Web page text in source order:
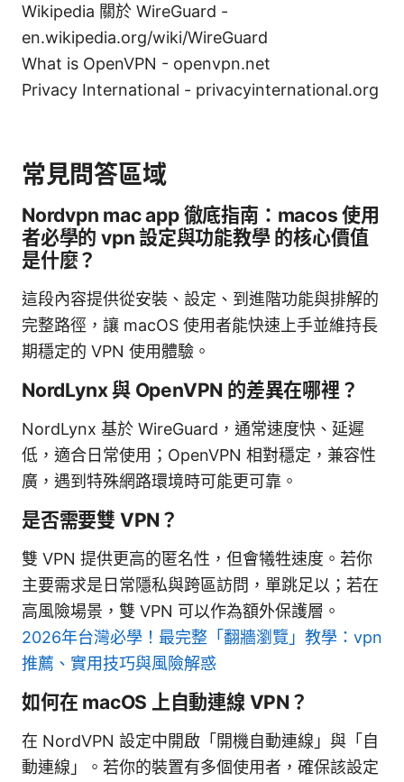
Wikipedia 關於 WireGuard -
en.wikipedia.org/wiki/WireGuard
What is OpenVPN - openvpn.net
Privacy International - privacyinternational.org
常見問答區域
Nordvpn mac app 徹底指南：macos 使用
者必學的 vpn 設定與功能教學 的核心價值
是什麼？
這段內容提供從安裝、設定、到進階功能與排解的
完整路徑，讓 macOS 使用者能快速上手並維持長
期穩定的 VPN 使用體驗。
NordLynx 與 OpenVPN 的差異在哪裡？
NordLynx 基於 WireGuard，通常速度快、延遲
低，適合日常使用；OpenVPN 相對穩定，兼容性
廣，遇到特殊網路環境時可能更可靠。
是否需要雙 VPN？
雙 VPN 提供更高的匿名性，但會犧牲速度。若你
主要需求是日常隱私與跨區訪問，單跳足以；若在
高風險場景，雙 VPN 可以作為額外保護層。
2026年台灣必學！最完整「翻牆瀏覽」教學：vpn
推薦、實用技巧與風險解惑
如何在 macOS 上自動連線 VPN？
在 NordVPN 設定中開啟「開機自動連線」與「自
動連線」。若你的裝置有多個使用者，確保該設定